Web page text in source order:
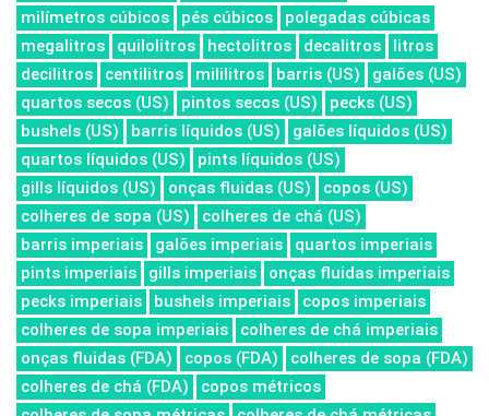
milímetros cúbicos
pés cúbicos
polegadas cúbicas
megalitros
quilolitros hectolitros decalitros
litros
decilitros
centilitros mililitros barris (US)
galões (US)
quartos secos (US)
pintos secos (US)
pecks (US)
bushels (US)
barris líquidos (US)
galões líquidos (US)
quartos líquidos (US)
pints líquidos (US)
gills líquidos (US)
onças fluidas (US)
copos (US)
colheres de sopa (US)
colheres de chá (US)
barris imperiais
galões imperiais
quartos imperiais
pints imperiais
gills imperiais
onças fluidas imperiais
pecks imperiais
bushels imperiais
copos imperiais
colheres de sopa imperiais
colheres de chá imperiais
onças fluidas (FDA)
copos (FDA)
colheres de sopa (FDA)
colheres de chá (FDA)
copos métricos